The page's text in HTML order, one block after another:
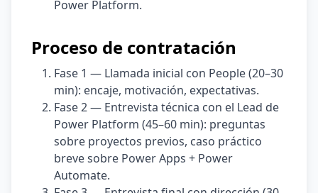
Power Platform.
Proceso de contratación
Fase 1 — Llamada inicial con People (20–30
min): encaje, motivación, expectativas.
Fase 2 — Entrevista técnica con el Lead de
Power Platform (45–60 min): preguntas
sobre proyectos previos, caso práctico
breve sobre Power Apps + Power
Automate.